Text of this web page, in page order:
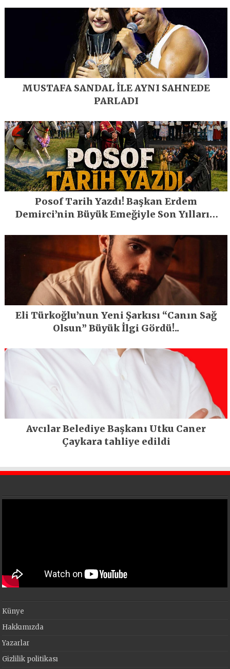
MUSTAFA SANDAL İLE AYNI SAHNEDE
PARLADI
Posof Tarih Yazdı! Başkan Erdem
Demirci’nin Büyük Emeğiyle Son Yılların
Eli Türkoğlu’nun Yeni Şarkısı “Canın Sağ
Olsun” Büyük İlgi Gördü!..
Avcılar Belediye Başkanı Utku Caner
Çaykara tahliye edildi
Künye
Hakkımızda
Yazarlar
Gizlilik politikası